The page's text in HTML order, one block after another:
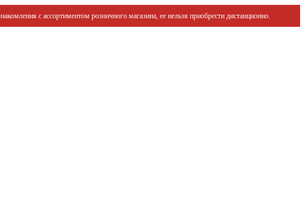
с ассортиментом розничного магазина, ее нельзя приобрести дистанционно.